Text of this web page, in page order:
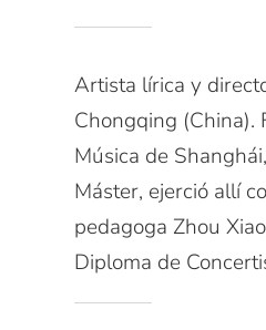
Artista lírica y
Chongqing (China).
Música de
Máster, ejerció allí
pedagoga Zhou
Diploma de